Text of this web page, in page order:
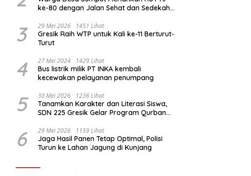
ke-80 dengan Jalan Sehat dan Sedekah
3 29 Mei 2026 1451 Lihat
Gresik Raih WTP untuk Kali ke-11 Berturut-
Turut
4 27 Mei 2024 1429 Lihat
Bus listrik milik PT INKA kembali
kecewakan pelayanan penumpang
5 30 Mei 2026 1236 Lihat
Tanamkan Karakter dan Literasi Siswa,
SDN 225 Gresik Gelar Program Qurban
6 29 Mei 2026 1159 Lihat
Jaga Hasil Panen Tetap Optimal, Polisi
Turun ke Lahan Jagung di Kunjang